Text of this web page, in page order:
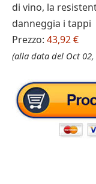
di vino, la
danneggia i tappi
Prezzo: 43,92 €
(alla data del Oct 02,